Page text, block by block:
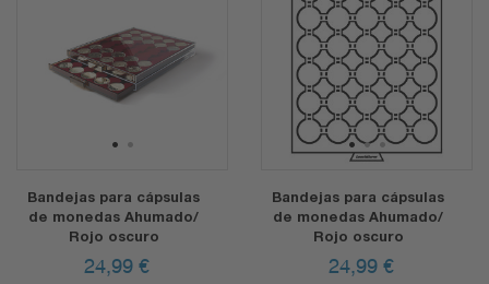
1 2
Bandejas para cápsulas
de monedas Ahumado/
Rojo oscuro
24,99 €
123
Bandejas para cápsulas
de monedas Ahumado/
Rojo oscuro
24,99 €